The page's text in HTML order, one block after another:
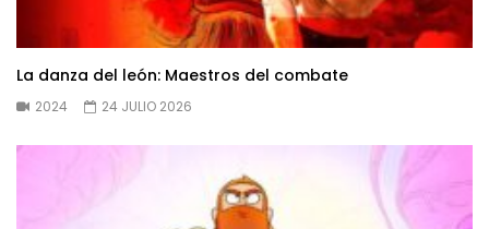
La danza del león: Maestros del combate
2024 24 JULIO 2026